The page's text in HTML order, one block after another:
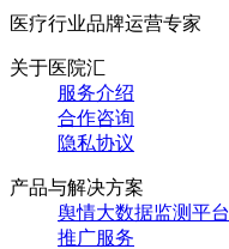
医疗行业品牌运营专家
关于医院汇
服务介绍
合作咨询
隐私协议
产品与解决方案
舆情大数据监测平台
推广服务